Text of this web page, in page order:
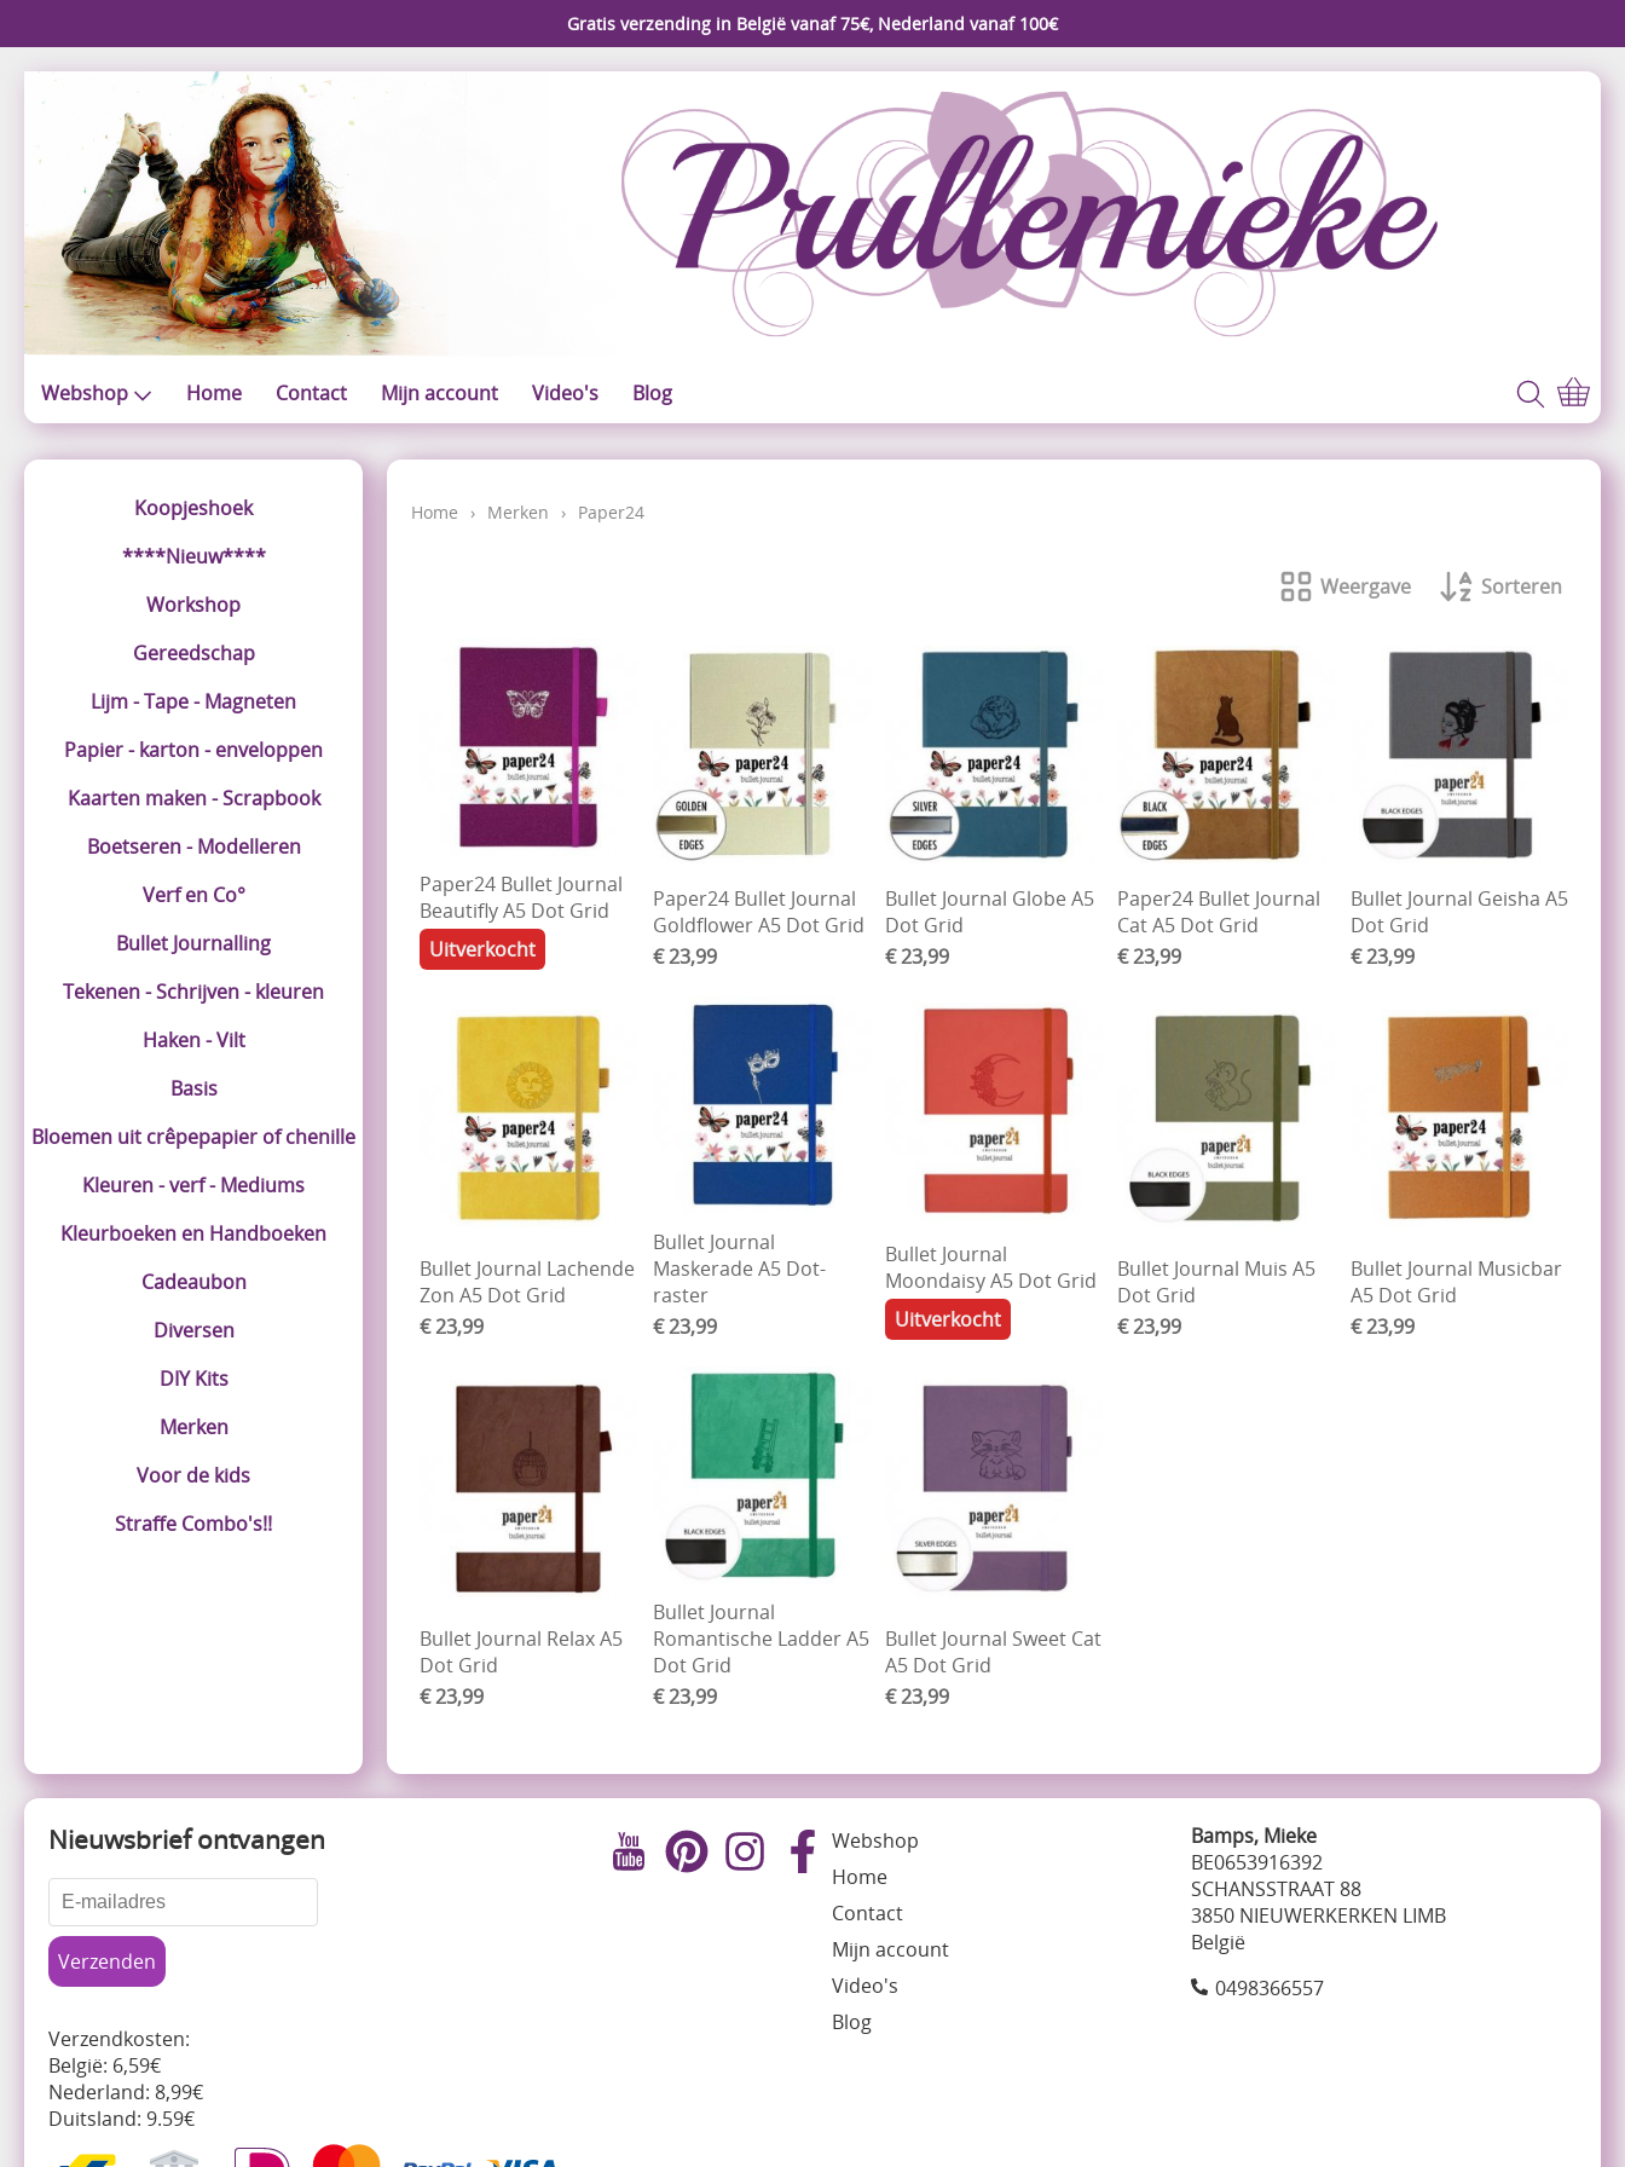
Gratis verzending in België vanaf 75€, Nederland vanaf 100€
Webshop Home Contact Mijn account Video's Blog
Koopjeshoek
****Nieuw****
Workshop
Gereedschap
Lijm - Tape - Magneten
Papier - karton - enveloppen
Kaarten maken - Scrapbook
Boetseren - Modelleren
Verf en Co°
Bullet Journalling
Tekenen - Schrijven - kleuren
Haken - Vilt
Basis
Bloemen uit crêpepapier of chenille
Kleuren - verf - Mediums
Kleurboeken en Handboeken
Cadeaubon
Diversen
DIY Kits
Merken
Voor de kids
Straffe Combo's!!
Home › Merken › Paper24
Weergave Sorteren
Paper24 Bullet Journal
Beautifly A5 Dot Grid
Uitverkocht
Paper24 Bullet Journal
Goldflower A5 Dot Grid
€ 23,99
Bullet Journal Globe A5
Dot Grid
€ 23,99
Paper24 Bullet Journal
Cat A5 Dot Grid
€ 23,99
Bullet Journal Geisha A5
Dot Grid
€ 23,99
Bullet Journal Lachende
Zon A5 Dot Grid
€ 23,99
Bullet Journal
Maskerade A5 Dot-
raster
€ 23,99
Bullet Journal
Moondaisy A5 Dot Grid
Uitverkocht
Bullet Journal Muis A5
Dot Grid
€ 23,99
Bullet Journal Musicbar
A5 Dot Grid
€ 23,99
Bullet Journal Relax A5
Dot Grid
€ 23,99
Bullet Journal
Romantische Ladder A5
Dot Grid
€ 23,99
Bullet Journal Sweet Cat
A5 Dot Grid
€ 23,99
Webshop
Home
Contact
Mijn account
Video's
Blog
Bamps, Mieke
BE0653916392
SCHANSSTRAAT 88
3850 NIEUWERKERKEN LIMB
België
0498366557
Nieuwsbrief ontvangen
Verzendkosten:
België: 6,59€
Nederland: 8,99€
Duitsland: 9.59€